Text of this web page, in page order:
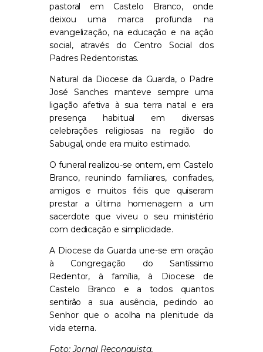
pastoral em Castelo Branco, onde
deixou uma marca profunda na
evangelização, na educação e na ação
social, através do Centro Social dos
Padres Redentoristas.
Natural da Diocese da Guarda, o Padre
José Sanches manteve sempre uma
ligação afetiva à sua terra natal e era
presença habitual em diversas
celebrações religiosas na região do
Sabugal, onde era muito estimado.
O funeral realizou-se ontem, em Castelo
Branco, reunindo familiares, confrades,
amigos e muitos fiéis que quiseram
prestar a última homenagem a um
sacerdote que viveu o seu ministério
com dedicação e simplicidade.
A Diocese da Guarda une-se em oração
à Congregação do Santíssimo
Redentor, à família, à Diocese de
Castelo Branco e a todos quantos
sentirão a sua ausência, pedindo ao
Senhor que o acolha na plenitude da
vida eterna.
Foto: Jornal Reconquista.